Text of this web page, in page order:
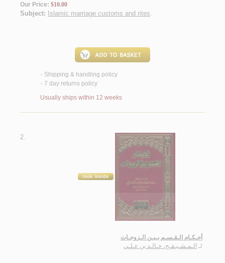
Our Price: $10.00
Subject: Islamic marriage customs and rites.
< Shipping & handling policy
< 7 day returns policy
Usually ships within 12 weeks
2.
أحـكـام الـقـسـم بـيـن الـزوجـات
لـ الـمـشـيـقـح، خـالـد بن عـلـي